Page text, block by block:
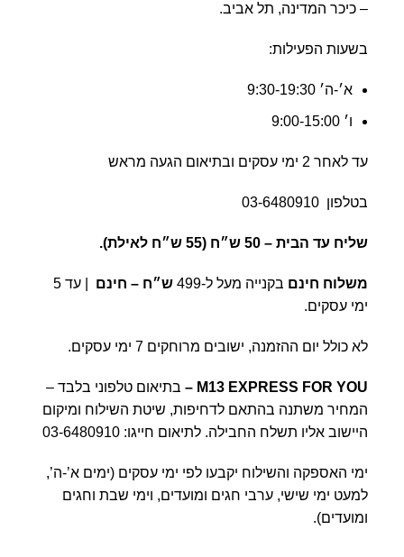
– כיכר המדינה, תל אביב.
בשעות הפעילות:
א׳-ה׳ 9:30-19:30
ו׳ 9:00-15:00
עד לאחר 2 ימי עסקים ובתיאום הגעה מראש
בטלפון 03-6480910
שליח עד הבית –
משלוח חינם בקנייה מעל ל-499 ש״ח – חינם
| עד 5
ימי עסקים.
לא כולל יום ההזמנה, ישובים מרוחקים 7 ימי עסקים.
M13 EXPRESS FOR YOU
– בתיאום טלפוני בלבד –
המחיר משתנה בהתאם לדחיפות, שיטת השילוח ומיקום
היישוב אליו תשלח החבילה. לתיאום חייגו: 03-6480910
ימי האספקה והשילוח יקבעו לפי ימי עסקים (ימים א’-ה’,
למעט ימי שישי, ערבי חגים ומועדים, וימי שבת וחגים
ומועדים).